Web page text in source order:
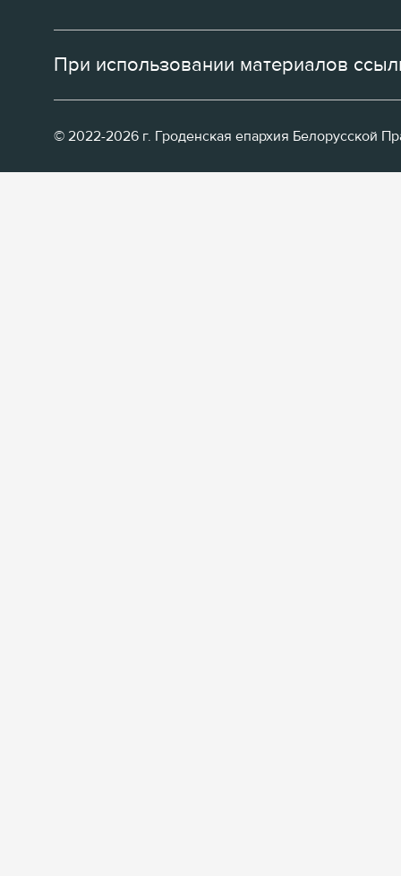
При использовании материалов
© 2022-2026 г. Гроденская епархия Белорусской